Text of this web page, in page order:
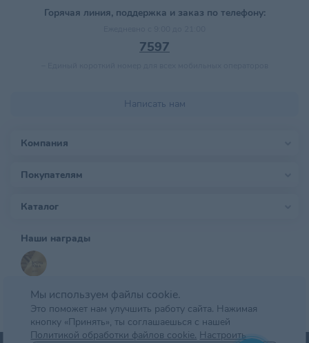
Горячая линия, поддержка и заказ по телефону:
7597
Написать нам
Компания
Покупателям
Каталог
Наши награды
Мы используем файлы cookie.
Это поможет нам улучшить работу сайта. Нажимая
кнопку «Принять», ты соглашаешься с нашей
Политикой обработки файлов cookie. Настроить